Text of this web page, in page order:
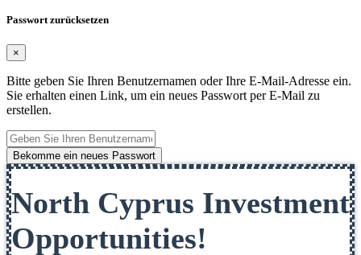
Passwort zurücksetzen
×
Bitte geben Sie Ihren Benutzernamen oder Ihre E-Mail-Adresse ein.
Sie erhalten einen Link, um ein neues Passwort per E-Mail zu
erstellen.
Bekomme ein neues Passwort
North Cyprus Investment
Opportunities!